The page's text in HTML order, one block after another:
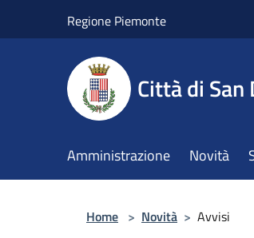
Regione Piemonte
Città di
Amministrazione Novità
Home > Novità > Avvisi